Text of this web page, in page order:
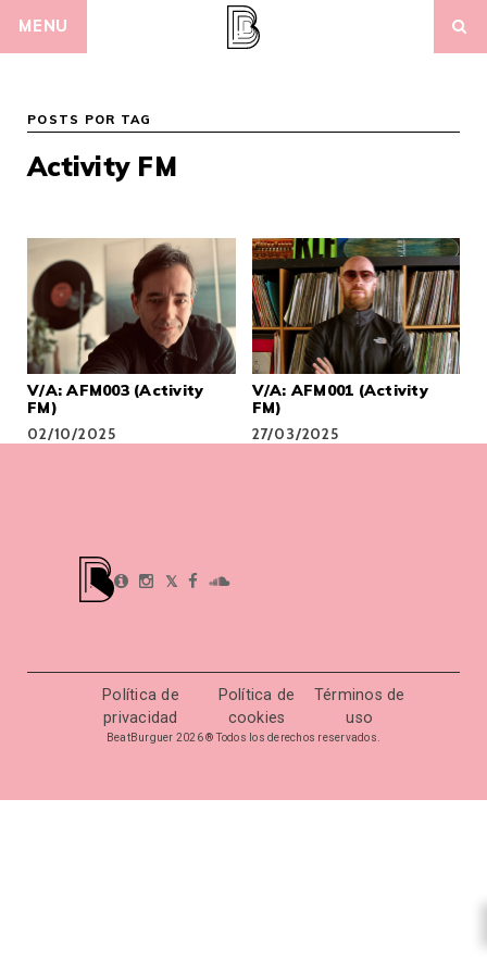
MENU
POSTS POR TAG
Activity FM
V/A: AFM003 (Activity
FM)
02/10/2025
V/A: AFM001 (Activity
FM)
27/03/2025
𝕏
Política de
privacidad
Política de
cookies
Términos de
uso
BeatBurguer 2026 ® Todos los derechos reservados.